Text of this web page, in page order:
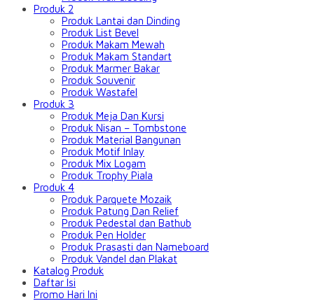
Produk 2
Produk Lantai dan Dinding
Produk List Bevel
Produk Makam Mewah
Produk Makam Standart
Produk Marmer Bakar
Produk Souvenir
Produk Wastafel
Produk 3
Produk Meja Dan Kursi
Produk Nisan – Tombstone
Produk Material Bangunan
Produk Motif Inlay
Produk Mix Logam
Produk Trophy Piala
Produk 4
Produk Parquete Mozaik
Produk Patung Dan Relief
Produk Pedestal dan Bathub
Produk Pen Holder
Produk Prasasti dan Nameboard
Produk Vandel dan Plakat
Katalog Produk
Daftar Isi
Promo Hari Ini